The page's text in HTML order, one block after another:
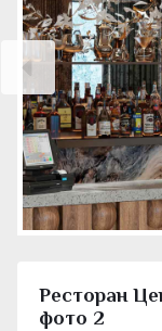
Ресторан
фото 2